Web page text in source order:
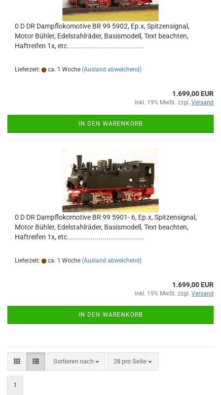
0 D DR Dampflokomotive BR 99 5902, Ep.x, Spitzensignal,
Motor Bühler, Edelstahlräder, Basismodell, Text beachten,
Haftreifen 1x, etc.......................................
Lieferzeit: ca. 1 Woche (Ausland abweichend)
1.699,00 EUR
inkl. 19% MwSt. zzgl. Versand
IN DEN WARENKORB
0 D DR Dampflokomotive BR 99 5901- 6, Ep.x, Spitzensignal,
Motor Bühler, Edelstahlräder, Basismodell, Text beachten,
Haftreifen 1x, etc.......................................
Lieferzeit: ca. 1 Woche (Ausland abweichend)
1.699,00 EUR
inkl. 19% MwSt. zzgl. Versand
IN DEN WARENKORB
Sortieren nach
Sortieren nach 28 pro Seite
pro Seite
1